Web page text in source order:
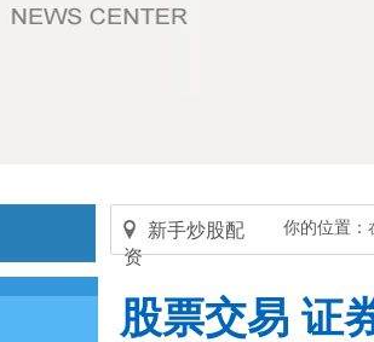
你的位置：
新手炒股配
资
股票交易 证